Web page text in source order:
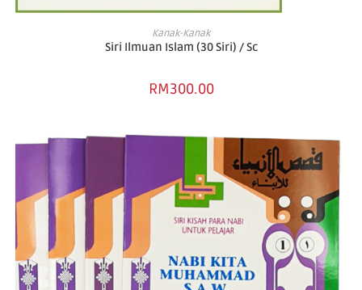
ADD TO BASKET
Kanak-Kanak
Siri Ilmuan Islam (30 Siri) / Sc
RM300.00